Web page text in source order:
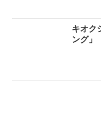
キオク
ング